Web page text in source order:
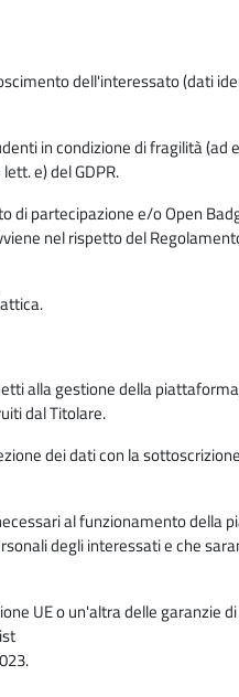
dell'interessato (dati
in condizione di fragilità (ad
e) del GDPR.
di partecipazione e/o Open
nel rispetto del
alla gestione della
dal Titolare.
dei dati con la
al funzionamento della
degli interessati e che
UE o un'altra delle garanzie